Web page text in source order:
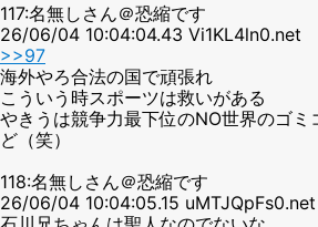
117:名無しさん＠恐縮です
26/06/04 10:04:04.43 Vi1KL4ln0.net
>>97
海外やろ合法の国で頑張れ
こういう時スポーツは救いがある
やきうは競争力最下位のNO世界のゴミ
ど（笑）
118:名無しさん＠恐縮です
26/06/04 10:04:05.15 uMTJQpFs0.net